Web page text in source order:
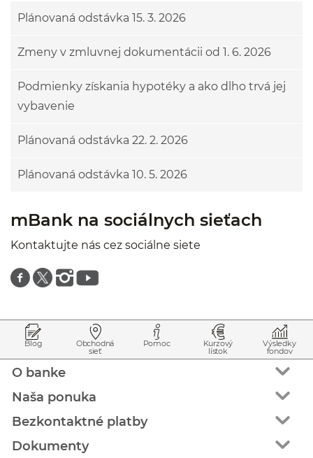
Plánovaná odstávka 15. 3. 2026
Zmeny v zmluvnej dokumentácii od 1. 6. 2026
Podmienky získania hypotéky a ako dlho trvá jej
vybavenie
Plánovaná odstávka 22. 2. 2026
Plánovaná odstávka 10. 5. 2026
mBank na sociálnych sieťach
Kontaktujte nás cez sociálne siete
Znajdź nas na facebooku
Znajdź nas na twitterze
Znajdź nas na instagramie
Znajdź nas na youtube
Prejsť na začiatok stránky
Preskočiť na začiatok obsahu
Blog Obchodná
sieť
Pomoc Kurzový
lístok
Výsledky
fondov
O banke
Naša ponuka
Bezkontaktné platby
Dokumenty